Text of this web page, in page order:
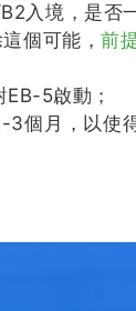
入境，是否
個可能，前
5啟動；
3個月，以使